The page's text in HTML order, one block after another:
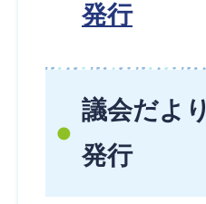
発行
議会だよ
発行